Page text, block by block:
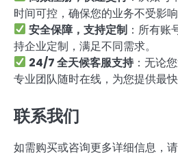
时间可控，确保您的业务不受影响
安全保障，支持定制 ：所有账
持企业定制，满足不同需求。
24/7 全天候客服支持：无论
专业团队随时在线，为您提供最快
联系我们
如需购买或咨询更多详细信息，